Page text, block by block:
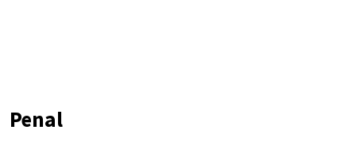
Penal